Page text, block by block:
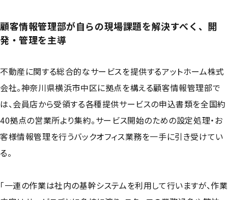
顧客情報管理部が自らの現場課題を解決すべく、開
発・管理を主導
不動産に関する総合的なサービスを提供するアットホーム株式
会社。神奈川県横浜市中区に拠点を構える顧客情報管理部で
は、会員店から受領する各種提供サービスの申込書類を全国約
40拠点の営業所より集約。サービス開始のための設定処理・お
客様情報管理を行うバックオフィス業務を一手に引き受けてい
る。
「一連の作業は社内の基幹システムを利用して行いますが、作業